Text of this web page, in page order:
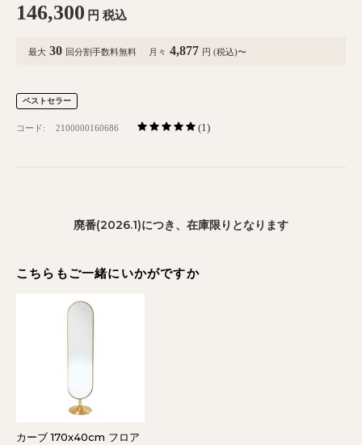
146,300 円 税込
最大 30 回分割手数料無料 月々 4,877 円 (税込)〜
ベストセラー
コード: 2100000160686 (1)
廃番(2026.1)につき、在庫限りとなります
こちらもご一緒にいかがですか
カーブ 170x40cm フロア